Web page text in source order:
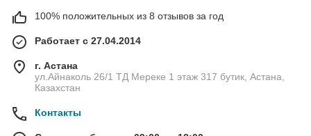
100% положительных из 8 отзывов за год
Работает с 27.04.2014
г. Астана
ул.Айнаколь 26/1 ТД Мереке 1 этаж 317 бутик, Астана,
Казахстан
Контакты